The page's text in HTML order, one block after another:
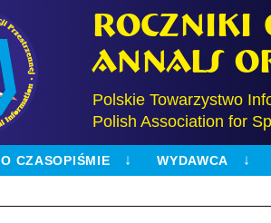
Roczniki
Annals
Polskie Towarzystwo
Polish Association for
O CZASOPIŚMIE WYDAWCA